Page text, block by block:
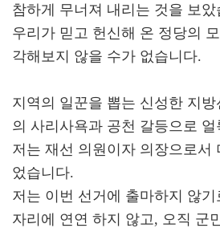
참하게 무너져 내리는 것을 보
우리가 믿고 헌신해 온 정당의
각해보지 않을 수가 없습니다.
지역의 일꾼을 뽑는 신성한 지
의 사리사욕과 공천 갈등으로
저는 재선 의원이자 의장으로서
었습니다.
저는 이번 선거에 출마하지 않
자리에 연연 하지 않고, 오직 군